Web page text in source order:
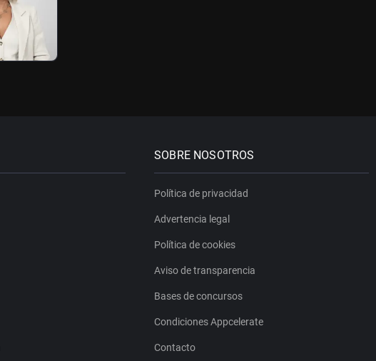
SOBRE NOSOTROS
Política de privacidad
Advertencia legal
Política de cookies
Aviso de transparencia
Bases de concursos
Condiciones Appcelerate
Contacto